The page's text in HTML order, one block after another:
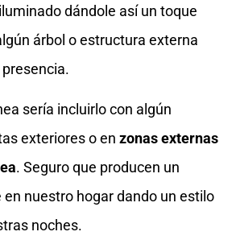
dándole así un toque
árbol o estructura externa
sería incluirlo con algún
exteriores o en zonas externas
. Seguro que producen un
nuestro hogar dando un estilo
noches.